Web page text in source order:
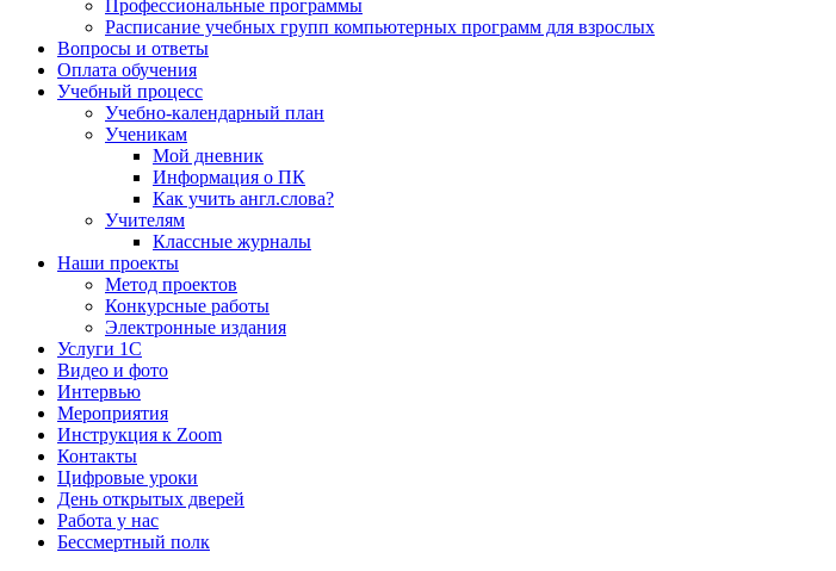
Профессиональные программы
Расписание учебных групп компьютерных программ для взрослых
Вопросы и ответы
Оплата обучения
Учебный процесс
Учебно-календарный план
Ученикам
Мой дневник
Информация о ПК
Как учить англ.слова?
Учителям
Классные журналы
Наши проекты
Метод проектов
Конкурсные работы
Электронные издания
Услуги 1C
Видео и фото
Интервью
Мероприятия
Инструкция к Zoom
Контакты
Цифровые уроки
День открытых дверей
Работа у нас
Бессмертный полк